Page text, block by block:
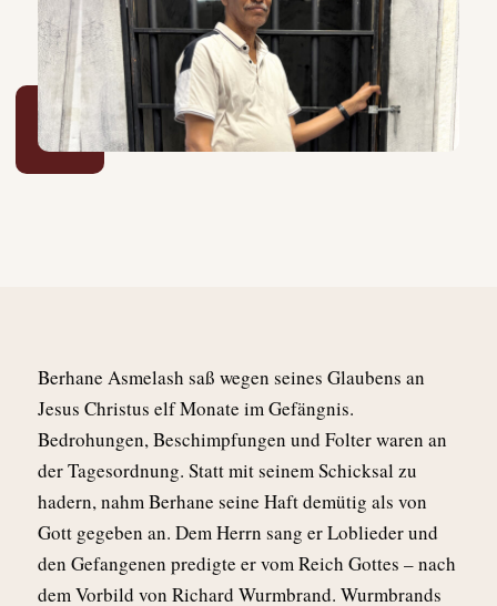
Berhane Asmelash saß wegen seines Glaubens an
Jesus Christus elf Monate im Gefängnis.
Bedrohungen, Beschimpfungen und Folter waren an
der Tagesordnung. Statt mit seinem Schicksal zu
hadern, nahm Berhane seine Haft demütig als von
Gott gegeben an. Dem Herrn sang er Loblieder und
den Gefangenen predigte er vom Reich Gottes – nach
dem Vorbild von Richard Wurmbrand. Wurmbrands